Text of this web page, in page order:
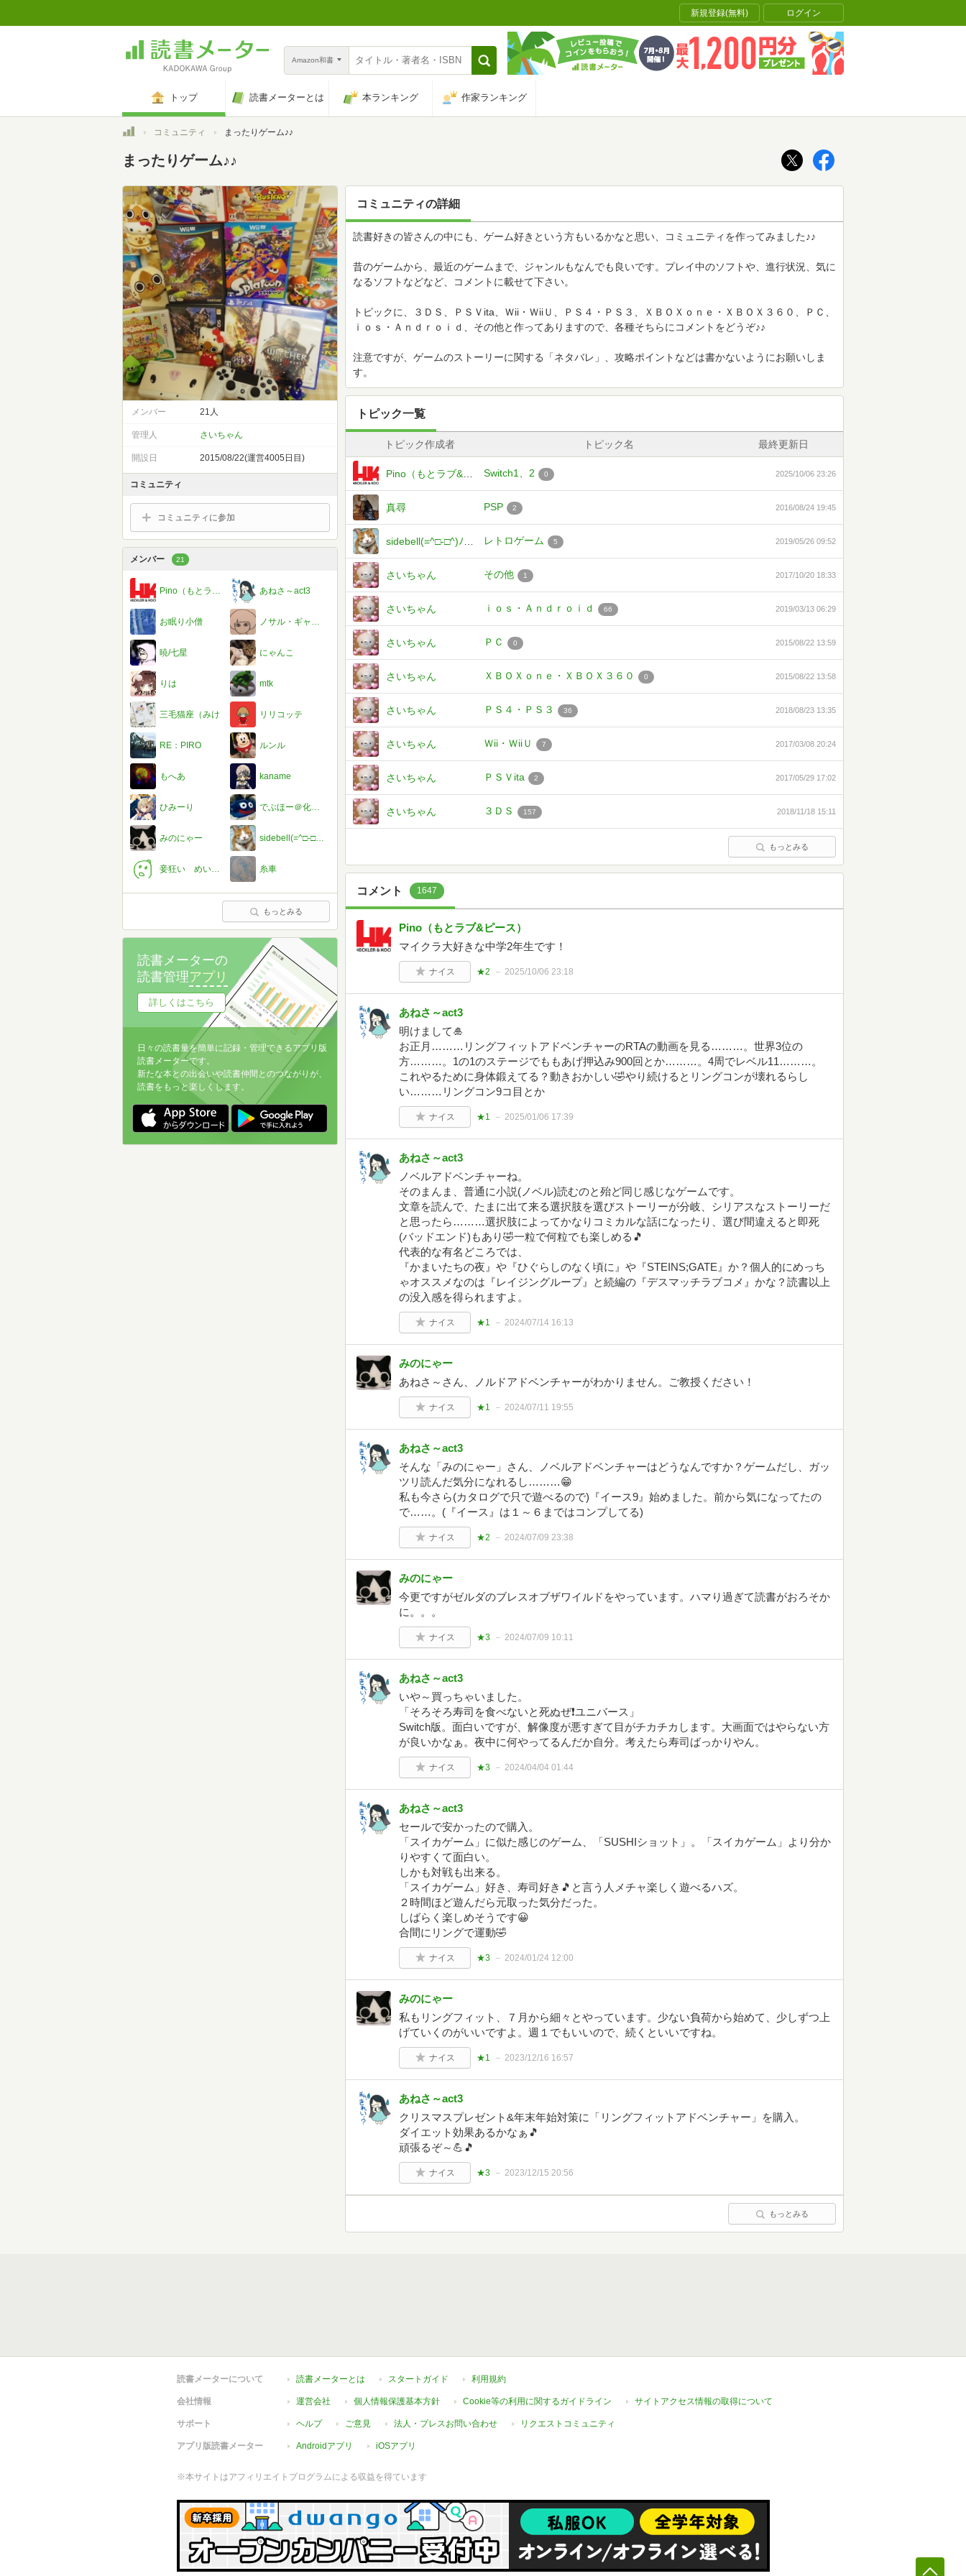
新規登録(無料) ログイン
Amazon和書
トップ 読書メーターとは 本ランキング 作家ランキング
トップコミュニティ まったりゲーム♪♪
まったりゲーム♪♪
コミュニティの詳細
読書好きの皆さんの中にも、ゲーム好きという方もいるかなと思い、コミュニティを作ってみました♪♪
昔のゲームから、最近のゲームまで、ジャンルもなんでも良いです。プレイ中のソフトや、進行状況、気に
なるソフトなどなど、コメントに載せて下さい。
トピックに、３ＤＳ、ＰＳＶita、Ｗii・ＷiiＵ、ＰＳ４・ＰＳ３、ＸＢＯＸｏｎｅ・ＸＢＯＸ３６０、ＰＣ、
ｉｏｓ・Ａｎｄｒｏｉｄ、その他と作ってありますので、各種そちらにコメントをどうぞ♪♪
注意ですが、ゲームのストーリーに関する「ネタバレ」、攻略ポイントなどは書かないようにお願いしま
す。
トピック一覧
トピック作成者 トピック名 最終更新日
Switch1、2 0 2025/10/06 23:26
真尋 PSP 2 2016/08/24 19:45
レトロゲーム 5 2019/05/26 09:52
さいちゃん その他 1 2017/10/20 18:33
さいちゃん ｉｏｓ・Ａｎｄｒｏｉｄ 66 2019/03/13 06:29
さいちゃん ＰＣ 0 2015/08/22 13:59
さいちゃん ＸＢＯＸｏｎｅ・ＸＢＯＸ３６０ 0 2015/08/22 13:58
さいちゃん ＰＳ４・ＰＳ３ 36 2018/08/23 13:35
さいちゃん Ｗii・ＷiiＵ 7 2017/03/08 20:24
さいちゃん ＰＳＶita 2 2017/05/29 17:02
さいちゃん ３ＤＳ 157 2018/11/18 15:11
もっとみる
コメント 1647
Pino（もとラブ&ピース）
マイクラ大好きな中学2年生です！
ナイス ★2 2025/10/06 23:18
あねさ～act3
明けまして🎍
お正月………リングフィットアドベンチャーのRTAの動画を見る………。世界3位の
方………。1の1のステージでももあげ押込み900回とか………。4周でレベル11………。
これやるために身体鍛えてる？動きおかしい🤣やり続けるとリングコンが壊れるらし
い………リングコン9コ目とか
ナイス ★1 2025/01/06 17:39
あねさ～act3
ノベルアドベンチャーね。
そのまんま、普通に小説(ノベル)読むのと殆ど同じ感じなゲームです。
文章を読んで、たまに出て来る選択肢を選びストーリーが分岐、シリアスなストーリーだ
と思ったら………選択肢によってかなりコミカルな話になったり、選び間違えると即死
(バッドエンド)もあり🤣一粒で何粒でも楽しめる🎵
代表的な有名どころでは、
『かまいたちの夜』や『ひぐらしのなく頃に』や『STEINS;GATE』か？個人的にめっち
ゃオススメなのは『レイジングループ』と続編の『デスマッチラブコメ』かな？読書以上
の没入感を得られますよ。
ナイス ★1 2024/07/14 16:13
みのにゃー
あねさ～さん、ノルドアドベンチャーがわかりません。ご教授ください！
ナイス ★1 2024/07/11 19:55
あねさ～act3
そんな「みのにゃー」さん、ノベルアドベンチャーはどうなんですか？ゲームだし、ガッ
ツリ読んだ気分になれるし………😁
私も今さら(カタログで只で遊べるので)『イース9』始めました。前から気になってたの
で……。(『イース』は１～６まではコンプしてる)
ナイス ★2 2024/07/09 23:38
みのにゃー
今更ですがゼルダのブレスオブザワイルドをやっています。ハマり過ぎて読書がおろそか
に。。。
ナイス ★3 2024/07/09 10:11
あねさ～act3
いや～買っちゃいました。
「そろそろ寿司を食べないと死ぬぜ❗ユニバース」
Switch版。面白いですが、解像度が悪すぎて目がチカチカします。大画面ではやらない方
が良いかなぁ。夜中に何やってるんだか自分。考えたら寿司ばっかりやん。
ナイス ★3 2024/04/04 01:44
あねさ～act3
セールで安かったので購入。
「スイカゲーム」に似た感じのゲーム、「SUSHIショット」。「スイカゲーム」より分か
りやすくて面白い。
しかも対戦も出来る。
「スイカゲーム」好き、寿司好き🎵と言う人メチャ楽しく遊べるハズ。
２時間ほど遊んだら元取った気分だった。
しばらく楽しめそうです😀
合間にリングで運動🤣
ナイス ★3 2024/01/24 12:00
みのにゃー
私もリングフィット、７月から細々とやっています。少ない負荷から始めて、少しずつ上
げていくのがいいですよ。週１でもいいので、続くといいですね。
ナイス ★1 2023/12/16 16:57
あねさ～act3
クリスマスプレゼント&年末年始対策に「リングフィットアドベンチャー」を購入。
ダイエット効果あるかなぁ🎵
頑張るぞ～💪🎵
ナイス ★3 2023/12/15 20:56
もっとみる
メンバー 21人
管理人 さいちゃん
開設日 2015/08/22(運営4005日目)
コミュニティ
コミュニティに参加
メンバー 21
Pino（もとラブ&ピース） あねさ～act3
お眠り小僧 ノサル・ギャラガー
暁/七星 にゃんこ
りは mtk
三毛猫座（みけ リリコッテ
RE：PIRO ルンル
もへあ kaname
ひみーり でぶほー＠化け族
みのにゃー sidebell(=^□-□^)ﾉｼ←横鈴
妾狂い めいとく 糸車
もっとみる
読書メーターの
読書管理アプリ
詳しくはこちら
日々の読書量を簡単に記録・管理できるアプリ版
読書メーターです。
新たな本との出会いや読書仲間とのつながりが、
読書をもっと楽しくします。
読書メーターについて 読書メーターとは スタートガイド 利用規約
会社情報 運営会社 個人情報保護基本方針 Cookie等の利用に関するガイドライン サイトアクセス情報の取得について
サポート ヘルプ ご意見 法人・プレスお問い合わせ リクエストコミュニティ
アプリ版読書メーター Androidアプリ iOSアプリ
※本サイトはアフィリエイトプログラムによる収益を得ています